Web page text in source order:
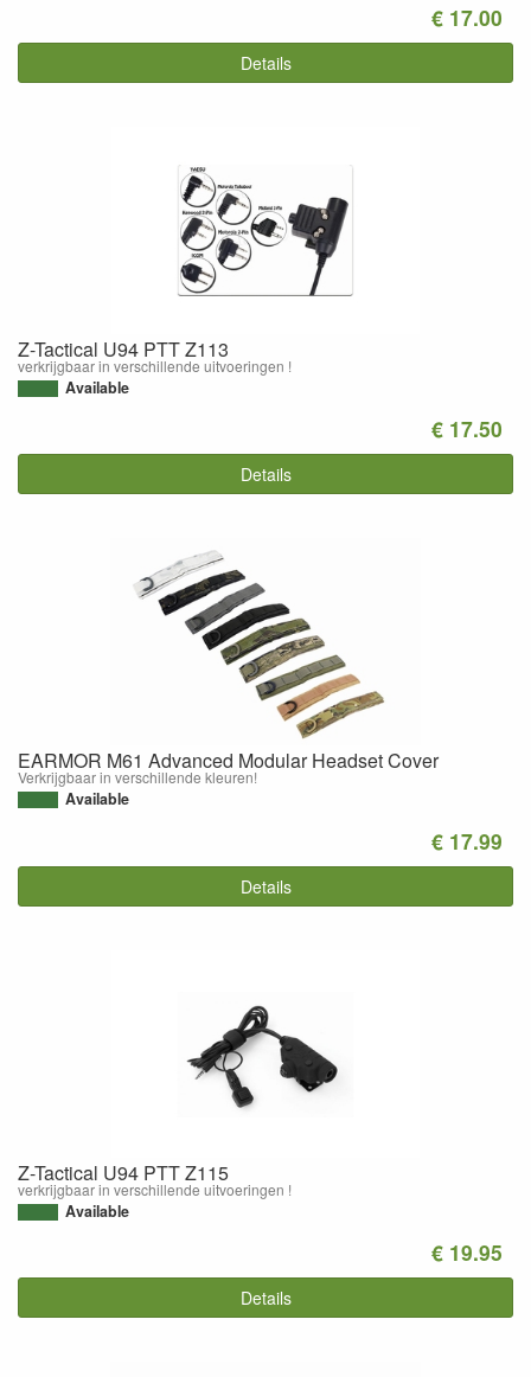
€ 17.00
Details
Z-Tactical U94 PTT Z113
verkrijgbaar in verschillende uitvoeringen !
Available
€ 17.50
Details
EARMOR M61 Advanced Modular Headset Cover
Verkrijgbaar in verschillende kleuren!
Available
€ 17.99
Details
Z-Tactical U94 PTT Z115
verkrijgbaar in verschillende uitvoeringen !
Available
€ 19.95
Details